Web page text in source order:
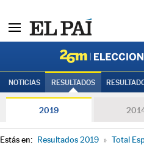
NOTICIAS RESULTADOS
2019
Estás en: Resultados 2019 » Total